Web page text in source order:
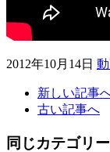
2012年10月14日
新しい記事
古い記事へ
同じカテゴリ